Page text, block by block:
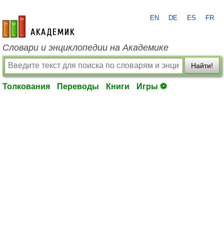
academic.ru
EN DE ES FR
Словари и энциклопедии на Академике
Найти!
Толкования Переводы Книги Игры ⚽